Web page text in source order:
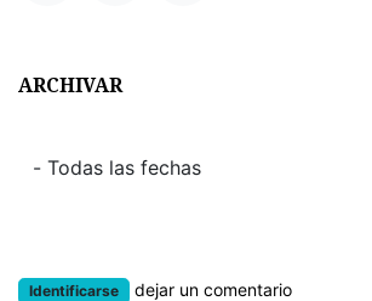
ARCHIVAR
Identificarse dejar un comentario